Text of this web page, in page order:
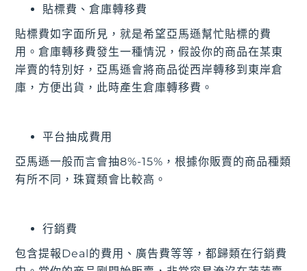
貼標費、倉庫轉移費
貼標費如字面所見，就是希望亞馬遜幫忙貼標的費
用。倉庫轉移費發生一種情況，假設你的商品在某東
岸賣的特別好，亞馬遜會將商品從西岸轉移到東岸倉
庫，方便出貨，此時產生倉庫轉移費。
平台抽成費用
亞馬遜一般而言會抽8%-15%，根據你販賣的商品種類
有所不同，珠寶類會比較高。
行銷費
包含提報Deal的費用、廣告費等等，都歸類在行銷費